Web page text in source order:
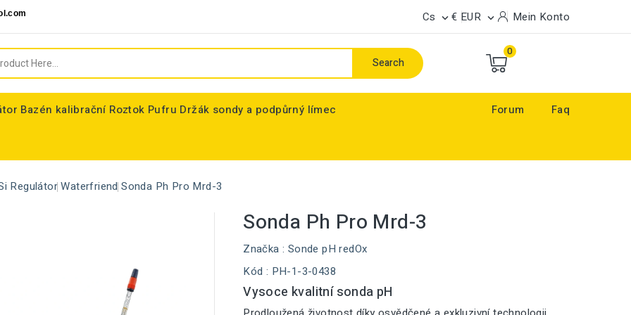
Cs € EUR  Mein Konto
Search
0
Bazén kalibrační Roztok Pufru Držák sondy a podpůrný límec Forum Faq
Regulátor Waterfriend Sonda Ph Pro Mrd-3
Sonda Ph Pro Mrd-3
Značka : Sonde pH redOx
Kód : PH-1-3-0438
Vysoce kvalitní sonda pH